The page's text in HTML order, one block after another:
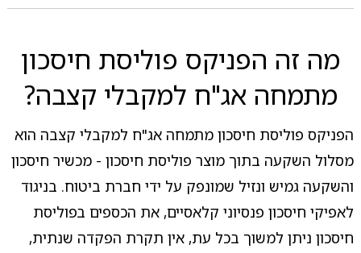
מה זה הפניקס פוליסת חיסכון
מתמחה אג"ח למקבלי קצבה?
הפניקס פוליסת חיסכון מתמחה אג"ח למקבלי קצבה הוא
מסלול השקעה בתוך מוצר פוליסת חיסכון - מכשיר חיסכון
והשקעה גמיש ונזיל שמונפק על ידי חברת ביטוח. בניגוד
לאפיקי חיסכון פנסיוני קלאסיים, את הכספים בפוליסת
חיסכון ניתן למשוך בכל עת, אין תקרת הפקדה שנתית,